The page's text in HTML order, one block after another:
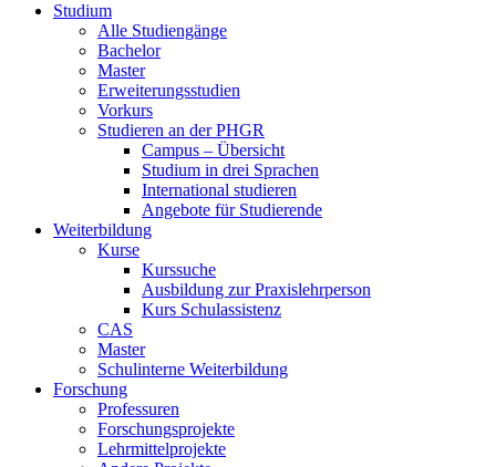
Studium
Alle Studiengänge
Bachelor
Master
Erweiterungsstudien
Vorkurs
Studieren an der PHGR
Campus – Übersicht
Studium in drei Sprachen
International studieren
Angebote für Studierende
Weiterbildung
Kurse
Kurssuche
Ausbildung zur Praxislehrperson
Kurs Schulassistenz
CAS
Master
Schulinterne Weiterbildung
Forschung
Professuren
Forschungsprojekte
Lehrmittelprojekte